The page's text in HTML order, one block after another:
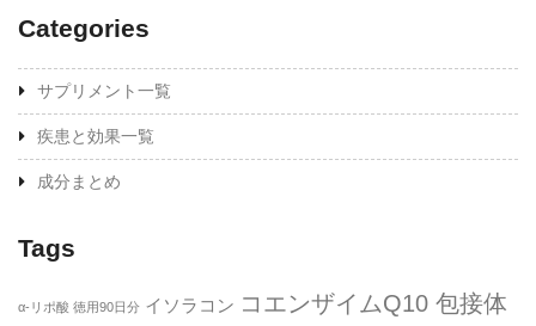
Categories
サプリメント一覧
疾患と効果一覧
成分まとめ
Tags
α-リポ酸 徳用90日分 イソラコン コエンザイムQ10 包接体